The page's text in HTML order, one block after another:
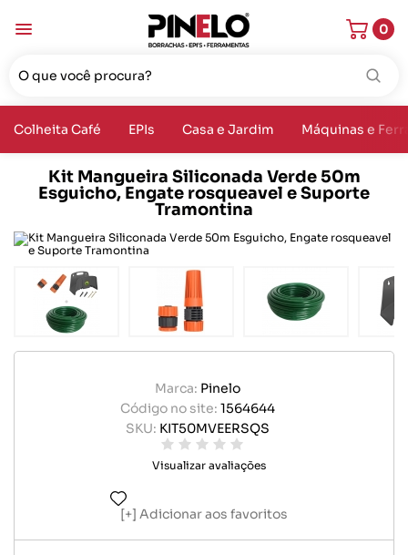
0
Colheita Café EPIs Casa e Jardim Máquinas e
Kit Mangueira Siliconada Verde 50m
Esguicho, Engate rosqueavel e Suporte
Tramontina
Marca: Pinelo
Código no site: 1564644
SKU: KIT50MVEERSQS
Visualizar avaliações
Adicionar aos favoritos